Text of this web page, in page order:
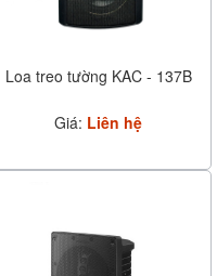
Loa treo tường KAC - 137B
Giá: Liên hệ